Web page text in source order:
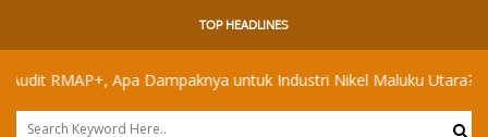
TOP HEADLINES
Dampaknya untuk Industri Nikel Maluku Utara? Akademisi